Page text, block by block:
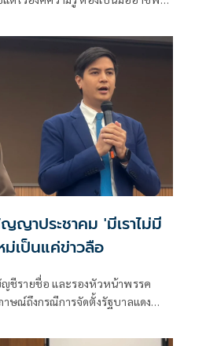
ญาประชาคม 'มีเราไม่มี
ม่เป็นแค่ข่าวลือ
ชีรายชื่อ และรองหัวหน้าพรรค
ษณ์ถึงกรณีการจัดตั้งรัฐบาลแดง
ไปหมดแล้วที่เคยพูดว่า “มีเราไม่มี